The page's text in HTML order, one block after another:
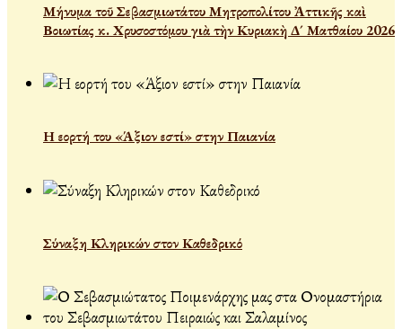
Μήνυμα τοῦ Σεβασμιωτάτου Μητροπολίτου Ἀττικῆς καὶ
Βοιωτίας κ. Χρυσοστόμου γιὰ τὴν Κυριακὴ Δ´ Ματθαίου 2026
Η εορτή του «Άξιον εστί» στην Παιανία
Σύναξη Κληρικών στον Καθεδρικό